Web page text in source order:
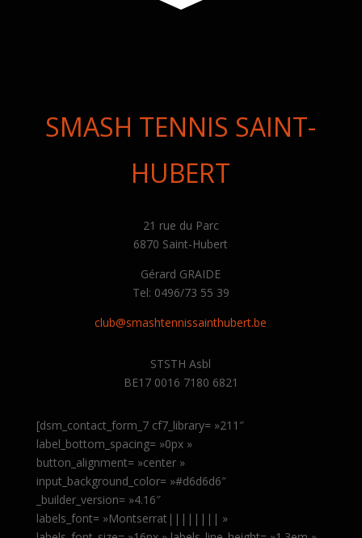
SMASH TENNIS SAINT-
HUBERT
21 rue du Parc
6870 Saint-Hubert
Gérard GRAIDE
Tel: 0496/73 55 39
club@smashtennissainthubert.be
STSTH Asbl
BE17 0016 7180 6821
[dsm_contact_form_7 cf7_library= »211″
label_bottom_spacing= »0px »
button_alignment= »center »
input_background_color= »#d6d6d6″
_builder_version= »4.16″
labels_font= »Montserrat|||||||| »